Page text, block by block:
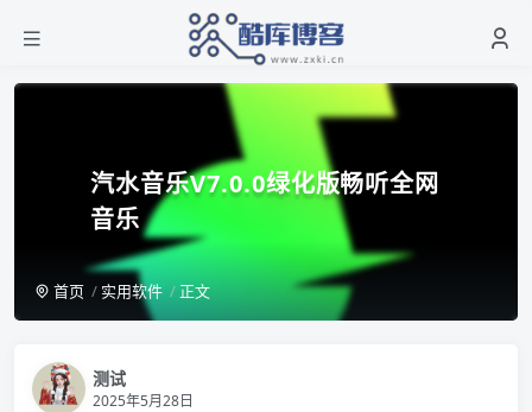
汽水音乐V7.0.0绿化版畅听全网
音乐
首页 实用软件 正文
测试
2025年5月28日